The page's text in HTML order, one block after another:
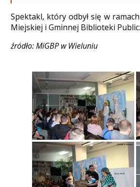
Spektakl, który odbył się w
Miejskiej i Gminnej Biblioteki
źródło: MiGBP w Wieluniu